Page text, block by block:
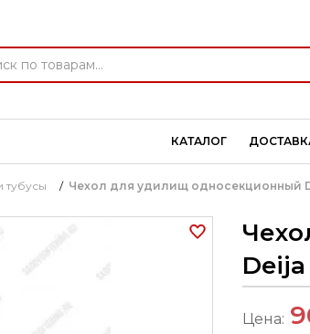
КАТАЛОГ
тубусы / Чехол для удилищ односекционный
Deija
Цена: